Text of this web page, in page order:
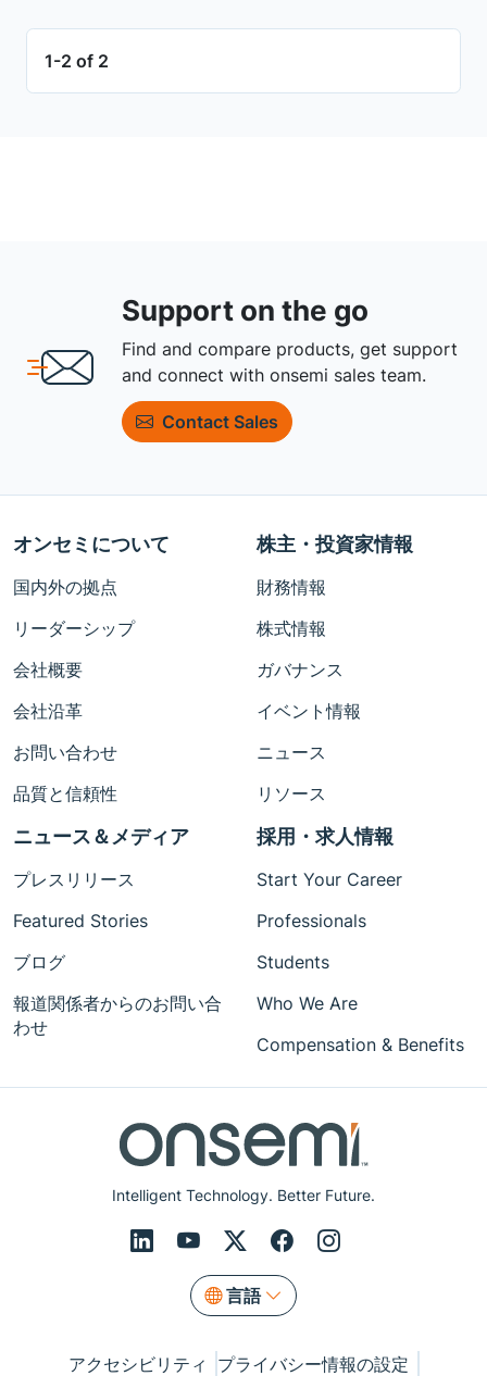
1-2 of 2
Support on the go
Find and compare products, get support
and connect with onsemi sales team.
Contact Sales
Intelligent Technology. Better Future.
言語
オンセミについて
国内外の拠点
リーダーシップ
会社概要
会社沿革
お問い合わせ
品質と信頼性
株主・投資家情報
財務情報
株式情報
ガバナンス
イベント情報
ニュース
リソース
ニュース＆メディア
プレスリリース
Featured Stories
ブログ
報道関係者からのお問い合
わせ
採用・求人情報
Start Your Career
Professionals
Students
Who We Are
Compensation & Benefits
アクセシビリティ プライバシー情報の設定